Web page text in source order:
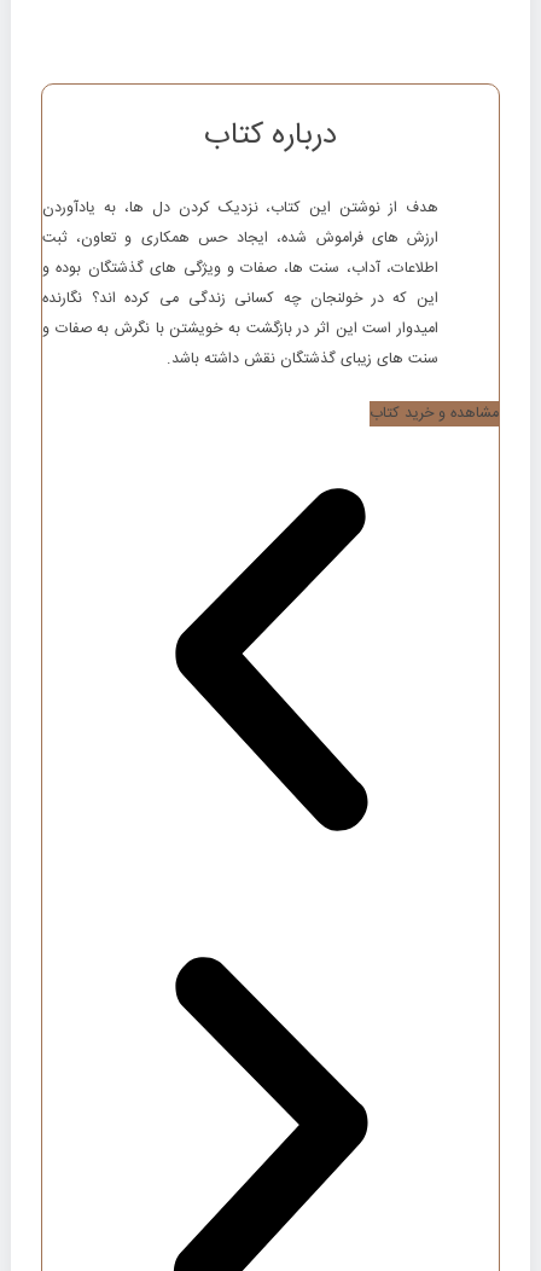
درباره کتاب
هدف از نوشتن این کتاب، نزدیک کردن دل ها، به یادآوردن
ارزش های فراموش شده، ایجاد حس همکاری و تعاون، ثبت
اطلاعات، آداب، سنت ها، صفات و ویژگی های گذشتگان بوده و
این که در خولنجان چه کسانی زندگی می کرده اند؟ نگارنده
امیدوار است این اثر در بازگشت به خویشتن با نگرش به صفات و
سنت های زیبای گذشتگان نقش داشته باشد.
مشاهده و خرید کتاب